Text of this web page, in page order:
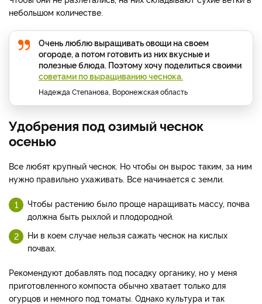
небольшом количестве.
Очень люблю выращивать овощи на своем
огороде, а потом готовить из них вкусные и
полезные блюда. Поэтому хочу поделиться своими
советами по выращиванию чеснока.
Надежда Степанова, Воронежская область
Удобрения под озимый чеснок
осенью
Все любят крупный чеснок. Но чтобы он вырос таким, за ним
нужно правильно ухаживать. Все начинается с земли.
Чтобы растению было проще наращивать массу, почва
должна быть рыхлой и плодородной.
Ни в коем случае нельзя сажать чеснок на кислых
почвах.
Рекомендуют добавлять под посадку органику, но у меня
приготовленного компоста обычно хватает только для
огурцов и немного под томаты. Однако культура и так